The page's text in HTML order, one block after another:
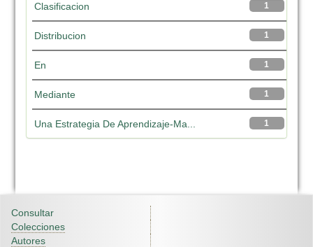
1
Clasificacion
1
Distribucion
1
En
1
Mediante
1
Una Estrategia De Aprendizaje-Ma...
Consultar
Colecciones
Autores